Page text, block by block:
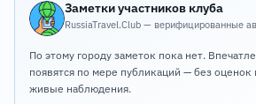
Заметки участников клуба
RussiaTravel.Club — верифицированные
По этому городу заметок пока нет.
появятся по мере публикаций — без оценок
живые наблюдения.